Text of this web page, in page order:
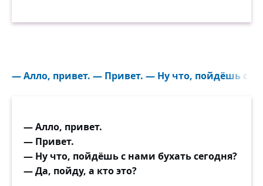
Наступила на кота.
Вновь «ку-ку» в тиши раздалось,
Продолжая тот отсчёт.
Но она сочла, что мало,
И кукукнула ещё.
— Алло, привет. — Привет. — Ну что, пойдёшь с
— Алло, привет.
— Привет.
— Ну что, пойдёшь с нами бухать сегодня?
— Да, пойду, а кто это?